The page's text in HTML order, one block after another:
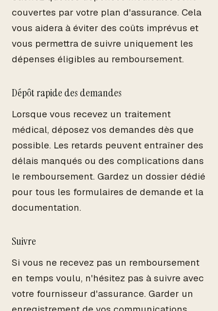
couvertes par votre plan d'assurance. Cela
vous aidera à éviter des coûts imprévus et
vous permettra de suivre uniquement les
dépenses éligibles au remboursement.
Dépôt rapide des demandes
Lorsque vous recevez un traitement
médical, déposez vos demandes dès que
possible. Les retards peuvent entraîner des
délais manqués ou des complications dans
le remboursement. Gardez un dossier dédié
pour tous les formulaires de demande et la
documentation.
Suivre
Si vous ne recevez pas un remboursement
en temps voulu, n'hésitez pas à suivre avec
votre fournisseur d'assurance. Garder un